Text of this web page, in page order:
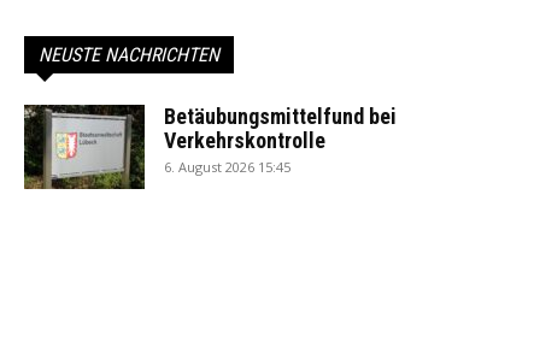
NEUSTE NACHRICHTEN
Betäubungsmittelfund bei
Verkehrskontrolle
6. August 2026 15:45